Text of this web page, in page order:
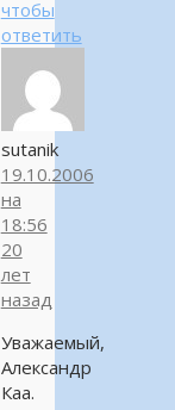
чтобы
ответить
sutanik
19.10.2006
на
18:56
20
лет
назад
Уважаемый,
Александр
Каа.